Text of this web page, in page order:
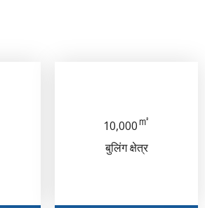
10,000㎡
बुलिंग क्षेत्र